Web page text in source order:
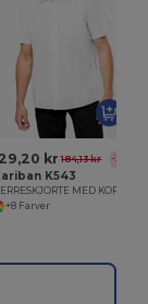
kr 184,13 kr -30%
K543
+8 Farver